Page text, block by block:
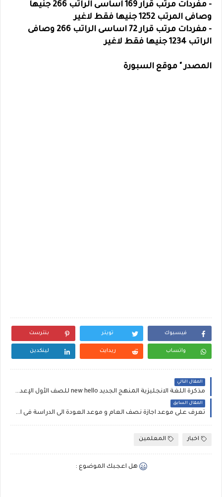
- مفردات مرتب قرار 169 اساسى الراتب 266 جنيها
وصافى المرتب 1252 جنيها فقط لاغير
- مفردات مرتب قرار 72 اساسى الراتب 266 وصافى
الراتب 1234 جنيها فقط لاغير
المصدر " موقع السبورة
فيسبوك تويتر بنترست
واتساب ريدايت لينكدين
المقال التالي
مذكرة اللغة الانجليزية المنهج الجديد new hello للصف الأول الإعدادي الترم الثانى 2016 بصيغة الورد جاهزة للطباعة
المقال السابق
تعرف على موعد اجازة نصف العام و موعد العودة الى الدراسة فى الفصل الدراسى الثانى 2016 mid year holiday
اخبار المعلمين
هل اعجبك الموضوع :